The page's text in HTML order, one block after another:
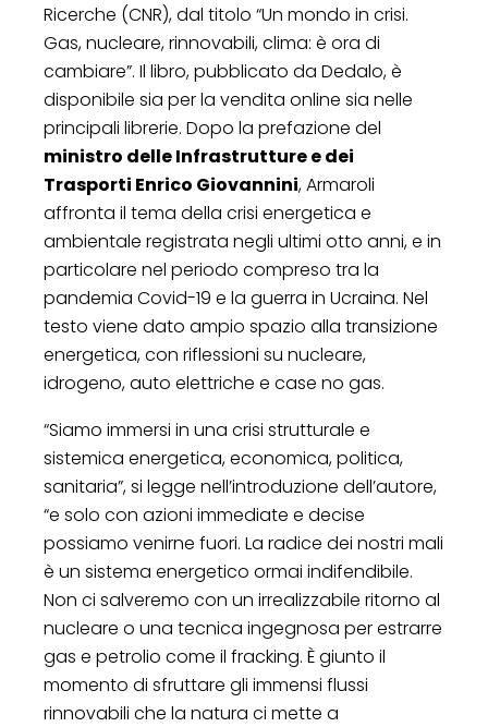
Ricerche (CNR), dal titolo “Un mondo in crisi.
Gas, nucleare, rinnovabili, clima: è ora di
cambiare”. Il libro, pubblicato da Dedalo, è
disponibile sia per la vendita online sia nelle
principali librerie. Dopo la prefazione del
ministro delle Infrastrutture e dei
Trasporti Enrico Giovannini, Armaroli
affronta il tema della crisi energetica e
ambientale registrata negli ultimi otto anni, e in
particolare nel periodo compreso tra la
pandemia Covid-19 e la guerra in Ucraina. Nel
testo viene dato ampio spazio alla transizione
energetica, con riflessioni su nucleare,
idrogeno, auto elettriche e case no gas.
“Siamo immersi in una crisi strutturale e
sistemica energetica, economica, politica,
sanitaria”, si legge nell’introduzione dell’autore,
“e solo con azioni immediate e decise
possiamo venirne fuori. La radice dei nostri mali
è un sistema energetico ormai indifendibile.
Non ci salveremo con un irrealizzabile ritorno al
nucleare o una tecnica ingegnosa per estrarre
gas e petrolio come il fracking. È giunto il
momento di sfruttare gli immensi flussi
rinnovabili che la natura ci mette a